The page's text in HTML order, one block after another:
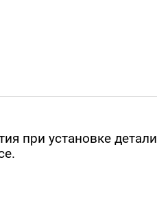
при установке детали